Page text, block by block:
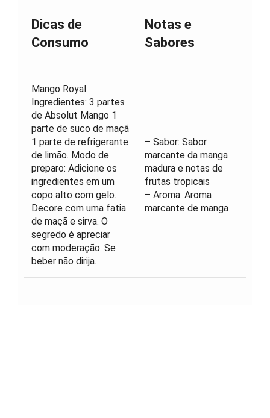
Dicas de
Consumo
Notas e
Sabores
Mango Royal
Ingredientes: 3 partes
de Absolut Mango 1
parte de suco de maçã
1 parte de refrigerante
de limão. Modo de
preparo: Adicione os
ingredientes em um
copo alto com gelo.
Decore com uma fatia
de maçã e sirva. O
segredo é apreciar
com moderação. Se
beber não dirija.
– Sabor: Sabor
marcante da manga
madura e notas de
frutas tropicais
– Aroma: Aroma
marcante de manga